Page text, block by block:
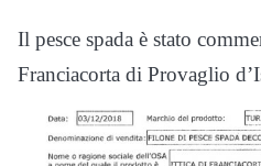
Il pesce spada è stato
Franciacorta di Provaglio